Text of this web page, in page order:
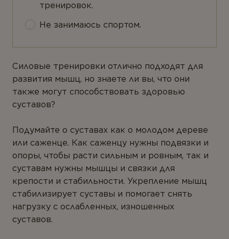
тренировок.
Не занимаюсь спортом.
Силовые тренировки отлично подходят для
развития мышц, но знаете ли вы, что они
также могут способствовать здоровью
суставов?
Подумайте о суставах как о молодом дереве
или саженце. Как саженцу нужны подвязки и
опоры, чтобы расти сильным и ровным, так и
суставам нужны мышцы и связки для
крепости и стабильности. Укрепление мышц
стабилизирует суставы и помогает снять
нагрузку с ослабленных, изношенных
суставов.